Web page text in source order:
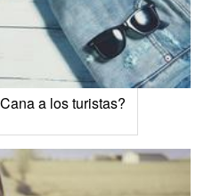
a los turistas?